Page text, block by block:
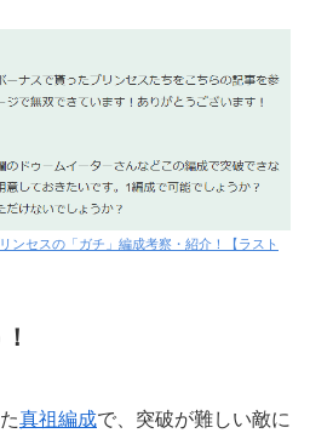
ンセスの「ガチ」編成考察・紹介！【ラスト
真祖編成で、突破が難しい敵に